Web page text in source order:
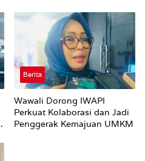
Berita
Wawali Dorong IWAPI
Perkuat Kolaborasi dan Jadi
Penggerak Kemajuan UMKM